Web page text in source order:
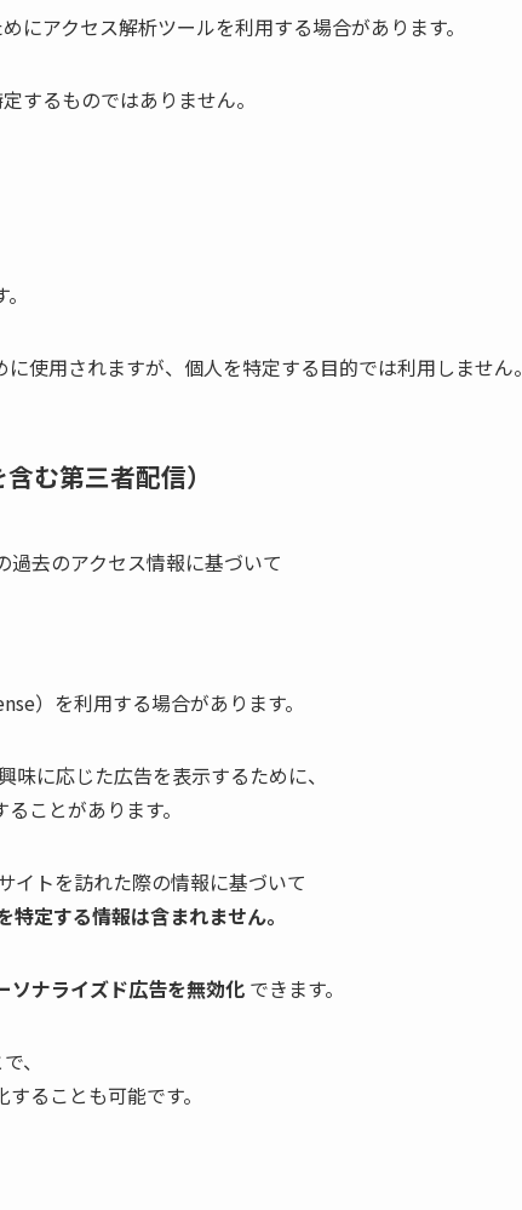
にアクセス解析ツールを利用する場合があります。
するものではありません。
使用されますが、個人を特定する目的では利用しません。
む第三者配信）
去のアクセス情報に基づいて
）を利用する場合があります。
に応じた広告を表示するために、
ことがあります。
イトを訪れた際の情報に基づいて
特定する情報は含まれません。
ソナライズド広告を無効化 できます。
、
ることも可能です。